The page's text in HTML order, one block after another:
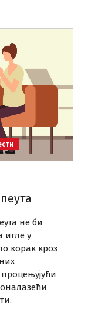
не би
игле у
корак кроз